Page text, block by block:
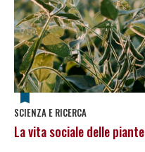
SCIENZA E RICERCA
La vita sociale delle piante